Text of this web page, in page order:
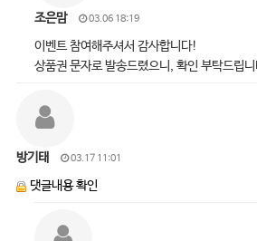
조은맘 03.06 18:19
이벤트 참여해주셔서 감사합니다!
상품권 문자로 발송드렸으니, 확인 부탁드립
방기태 03.17 11:01
댓글내용 확인